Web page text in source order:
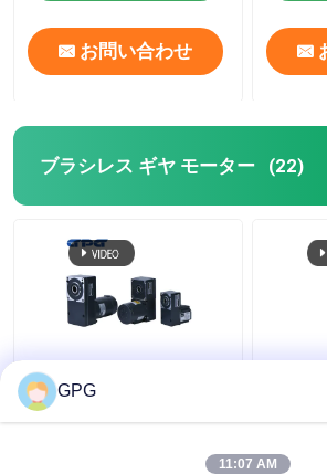
お問い合わせ
ブラシレス ギヤ モーター (22)
25w 12v 24v 80mm空
の平らな変速機4GFS5-
シレス ギヤ モーター
モータ
GPG
11:07 AM